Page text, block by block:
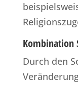
Kombination
Durch den